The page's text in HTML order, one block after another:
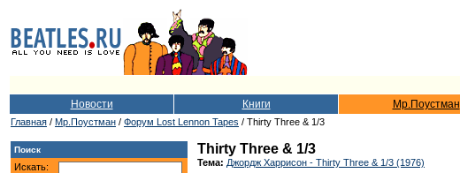
Новости Книги Мр.Поустман
Главная / Мр.Поустман / Форум Lost Lennon Tapes / Thirty Three & 1/3
Поиск
Искать:
Thirty Three & 1/3
Тема: Джордж Харрисон - Thirty Three & 1/3 (1976)